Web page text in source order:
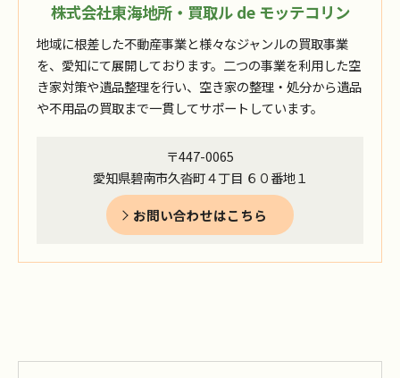
株式会社東海地所・買取ル de モッテコリン
地域に根差した不動産事業と様々なジャンルの買取事業
を、愛知にて展開しております。二つの事業を利用した空
き家対策や遺品整理を行い、空き家の整理・処分から遺品
や不用品の買取まで一貫してサポートしています。
〒447-0065
愛知県碧南市久沓町４丁目 ６０番地１
お問い合わせはこちら